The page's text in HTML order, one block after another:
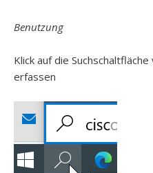
Benutzung
Klick auf die
erfassen